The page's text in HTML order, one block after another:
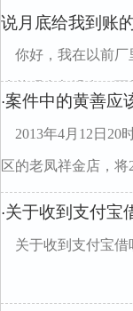
说月底给我到账
你好，我在以前厂
账的现在都没有，而
·案件中的黄善应
2013年4月12日20
区的老凤祥金店，将
·关于收到支付宝
关于收到支付宝